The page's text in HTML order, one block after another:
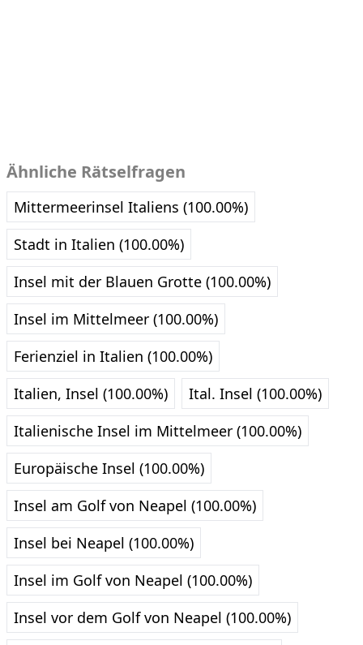
Ähnliche Rätselfragen
Mittermeerinsel Italiens (100.00%)
Stadt in Italien (100.00%)
Insel mit der Blauen Grotte (100.00%)
Insel im Mittelmeer (100.00%)
Ferienziel in Italien (100.00%)
Italien, Insel (100.00%)
Ital. Insel (100.00%)
Italienische Insel im Mittelmeer (100.00%)
Europäische Insel (100.00%)
Insel am Golf von Neapel (100.00%)
Insel bei Neapel (100.00%)
Insel im Golf von Neapel (100.00%)
Insel vor dem Golf von Neapel (100.00%)